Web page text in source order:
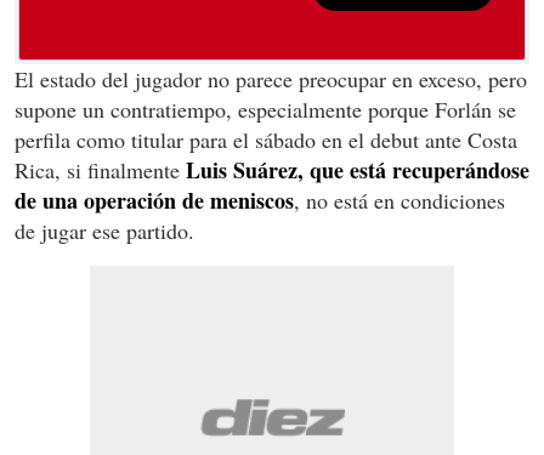
El estado del jugador no parece preocupar en exceso, pero
supone un contratiempo, especialmente porque Forlán se
perfila como titular para el sábado en el debut ante Costa
Rica, si finalmente Luis Suárez, que está recuperándose
de una operación de meniscos, no está en condiciones
de jugar ese partido.